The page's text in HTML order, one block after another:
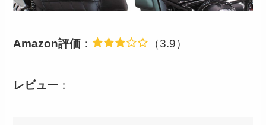
Amazon評価 ： （3.9）
レビュー ：